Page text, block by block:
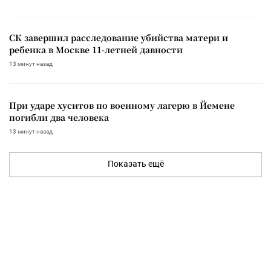
СК завершил расследование убийства матери и
ребенка в Москве 11-летней давности
13 минут назад
При ударе хуситов по военному лагерю в Йемене
погибли два человека
13 минут назад
Показать ещё